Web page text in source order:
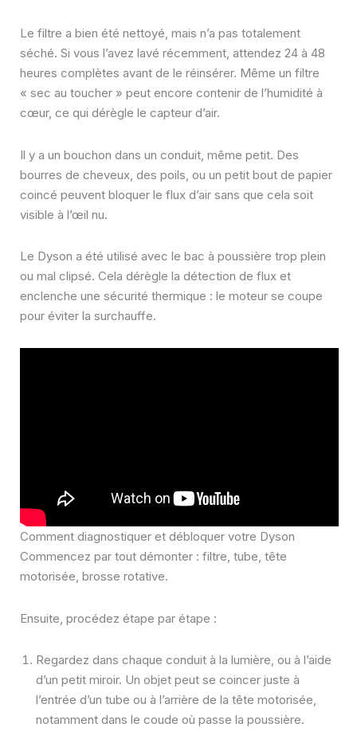
Le filtre a bien été nettoyé, mais n’a pas totalement
séché. Si vous l’avez lavé récemment, attendez 24 à 48
heures complètes avant de le réinsérer. Même un filtre
« sec au toucher » peut encore contenir de l’humidité à
cœur, ce qui dérègle le capteur d’air.
Il y a un bouchon dans un conduit, même petit. Des
bourres de cheveux, des poils, ou un petit bout de papier
coincé peuvent bloquer le flux d’air sans que cela soit
visible à l’œil nu.
Le Dyson a été utilisé avec le bac à poussière trop plein
ou mal clipsé. Cela dérègle la détection de flux et
enclenche une sécurité thermique : le moteur se coupe
pour éviter la surchauffe.
Comment diagnostiquer et débloquer votre Dyson
Commencez par tout démonter : filtre, tube, tête
motorisée, brosse rotative.
Ensuite, procédez étape par étape :
Regardez dans chaque conduit à la lumière, ou à l’aide
d’un petit miroir. Un objet peut se coincer juste à
l’entrée d’un tube ou à l’arrière de la tête motorisée,
notamment dans le coude où passe la poussière.